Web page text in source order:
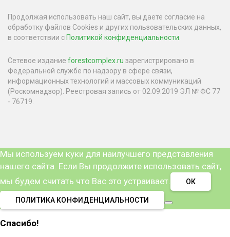
Продолжая использовать наш сайт, вы даете согласие на
обработку файлов Cookies и других пользовательских данных,
в соответствии с Политикой конфиденциальности.
Сетевое издание forestcomplex.ru зарегистрировано в
Федеральной службе по надзору в сфере связи,
информационных технологий и массовых коммуникаций
(Роскомнадзор). Реестровая запись от 02.09.2019 ЭЛ № ФС 77
- 76719.
Мы используем куки для наилучшего представления
нашего сайта. Если Вы продолжите использовать сайт,
мы будем считать что Вас это устраивает.
ОК
ПОЛИТИКА КОНФИДЕНЦИАЛЬНОСТИ
Спасибо!